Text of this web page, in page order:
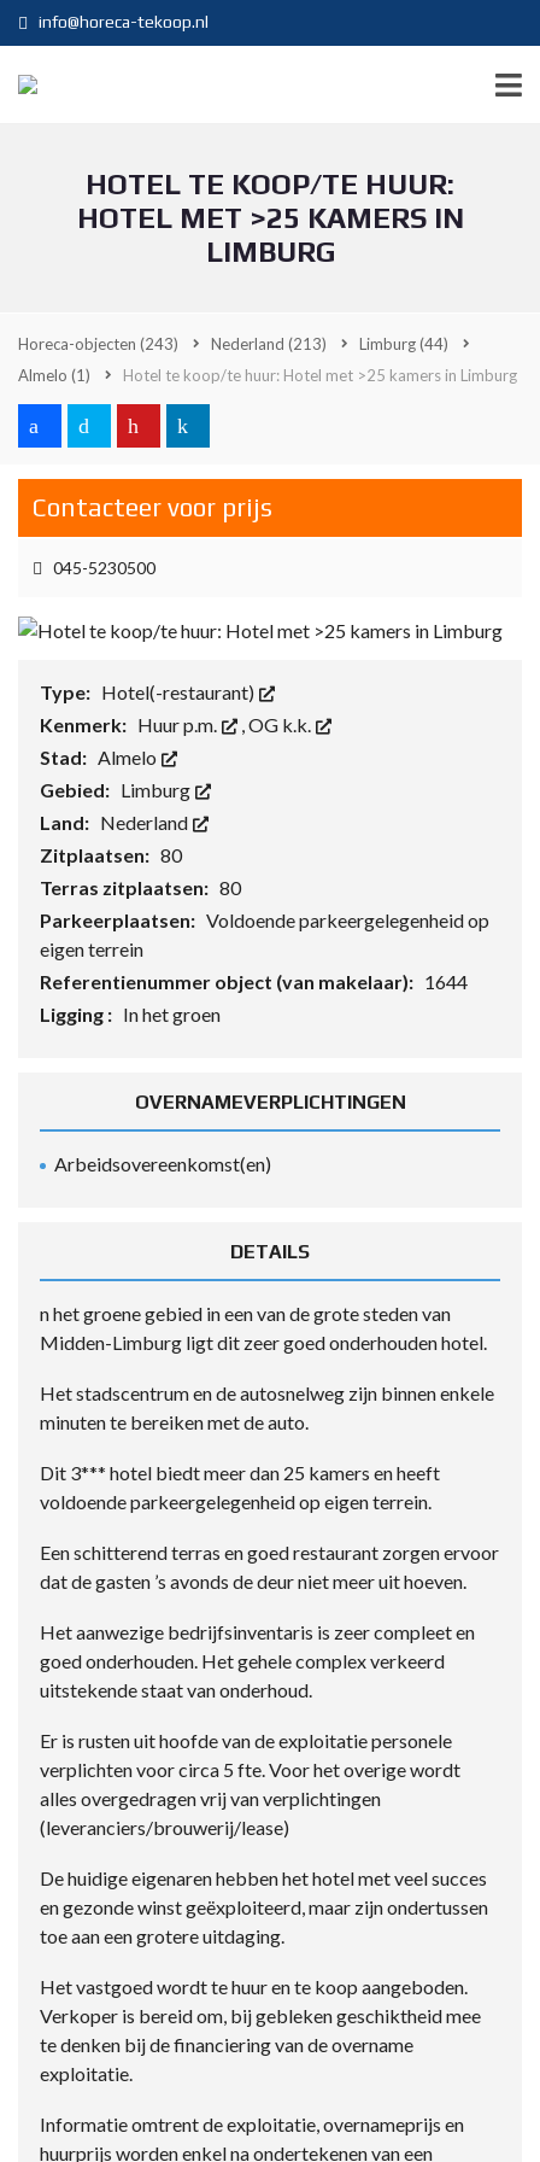
info@horeca-tekoop.nl
HOTEL TE KOOP/TE HUUR:
HOTEL MET >25 KAMERS IN
LIMBURG
Horeca-objecten (243) Nederland (213) Limburg(44)
Almelo (1) Hotel te koop/te huur: Hotel met >25 kamers in Limburg
Contacteer voor prijs
045-5230500
Type: Hotel(-restaurant)
Kenmerk: Huur p.m. ,OG k.k.
Stad: Almelo
Gebied: Limburg
Land: Nederland
Zitplaatsen: 80
Terras zitplaatsen: 80
Parkeerplaatsen: Voldoende parkeergelegenheid op
eigen terrein
Referentienummer object (van makelaar): 1644
Ligging : In het groen
OVERNAMEVERPLICHTINGEN
Arbeidsovereenkomst(en)
DETAILS
n het groene gebied in een van de grote steden van
Midden-Limburg ligt dit zeer goed onderhouden hotel.
Het stadscentrum en de autosnelweg zijn binnen enkele
minuten te bereiken met de auto.
Dit 3*** hotel biedt meer dan 25 kamers en heeft
voldoende parkeergelegenheid op eigen terrein.
Een schitterend terras en goed restaurant zorgen ervoor
dat de gasten ’s avonds de deur niet meer uit hoeven.
Het aanwezige bedrijfsinventaris is zeer compleet en
goed onderhouden. Het gehele complex verkeerd
uitstekende staat van onderhoud.
Er is rusten uit hoofde van de exploitatie personele
verplichten voor circa 5 fte. Voor het overige wordt
alles overgedragen vrij van verplichtingen
(leveranciers/brouwerij/lease)
De huidige eigenaren hebben het hotel met veel succes
en gezonde winst geëxploiteerd, maar zijn ondertussen
toe aan een grotere uitdaging.
Het vastgoed wordt te huur en te koop aangeboden.
Verkoper is bereid om, bij gebleken geschiktheid mee
te denken bij de financiering van de overname
exploitatie.
Informatie omtrent de exploitatie, overnameprijs en
huurprijs worden enkel na ondertekenen van een